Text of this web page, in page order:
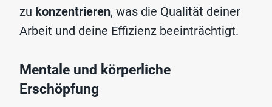
zu konzentrieren, was die Qualität deiner
Arbeit und deine Effizienz beeinträchtigt.
Mentale und körperliche
Erschöpfung